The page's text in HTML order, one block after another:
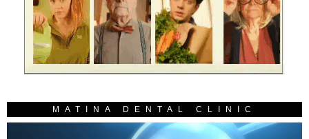
MATINA DENTAL CLINIC